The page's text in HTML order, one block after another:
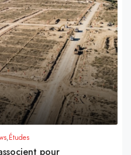
,Études
pour